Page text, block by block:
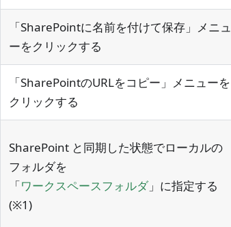
「SharePointに名前を付けて保存」メニュ
ーをクリックする
「SharePointのURLをコピー」メニューを
クリックする
SharePoint と同期した状態でローカルの
フォルダを
「ワークスペースフォルダ」に指定する
(※1)